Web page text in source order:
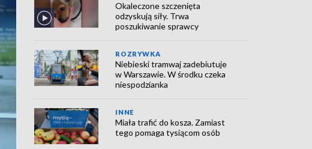
Okaleczone szczenięta
odzyskują siły. Trwa
poszukiwanie sprawcy
ROZRYWKA
Niebieski tramwaj zadebiutuje
w Warszawie. W środku czeka
niespodzianka
INNE
Miała trafić do kosza. Zamiast
tego pomaga tysiącom osób